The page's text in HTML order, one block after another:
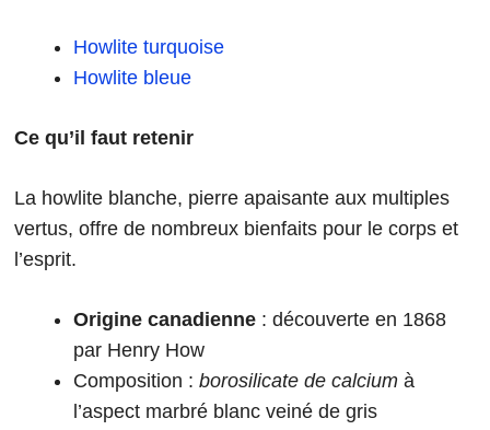
Howlite turquoise
Howlite bleue
Ce qu’il faut retenir
La howlite blanche, pierre apaisante aux multiples
vertus, offre de nombreux bienfaits pour le corps et
l’esprit.
Origine canadienne : découverte en 1868
par Henry How
Composition : borosilicate de calcium à
l’aspect marbré blanc veiné de gris